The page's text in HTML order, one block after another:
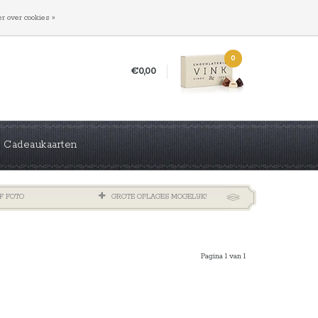
€0,00
0
Cadeaukaarten
FOTO GROTE OPLAGES MOGELIJK!
Pagina 1 van 1
over cookies »